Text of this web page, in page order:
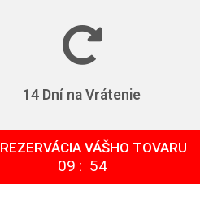
14 Dní na Vrátenie
REZERVÁCIA VÁŠHO TOVARU
09 : 54